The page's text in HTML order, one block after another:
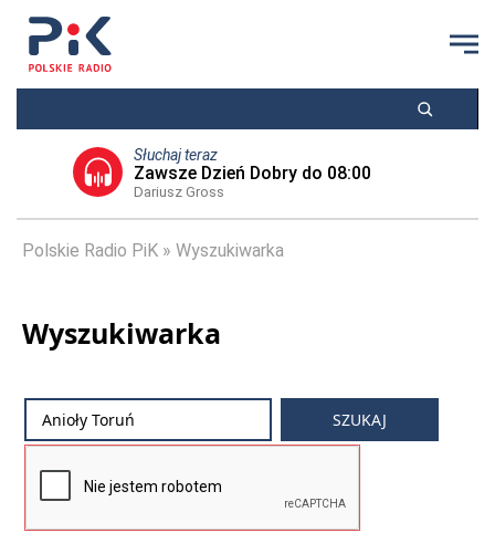
Słuchaj teraz
Zawsze Dzień Dobry do 08:00
Dariusz Gross
Polskie Radio PiK Wyszukiwarka
Wyszukiwarka